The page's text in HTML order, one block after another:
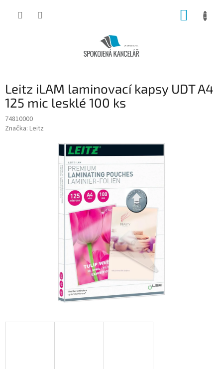
Leitz iLAM laminovací kapsy UDT A4
125 mic lesklé 100 ks
74810000
Značka: Leitz